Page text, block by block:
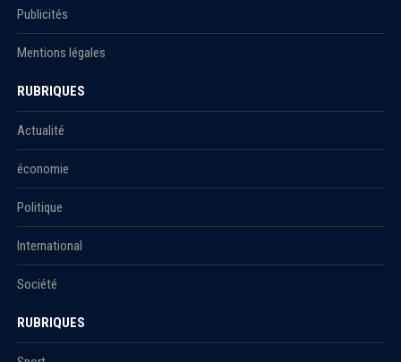
Publicités
Mentions légales
RUBRIQUES
Actualité
économie
Politique
International
Société
RUBRIQUES